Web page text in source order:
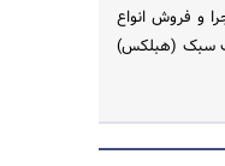
و فروش انواع
آیین نامه 2800 و انواع بلوک سبک (هبلکس)